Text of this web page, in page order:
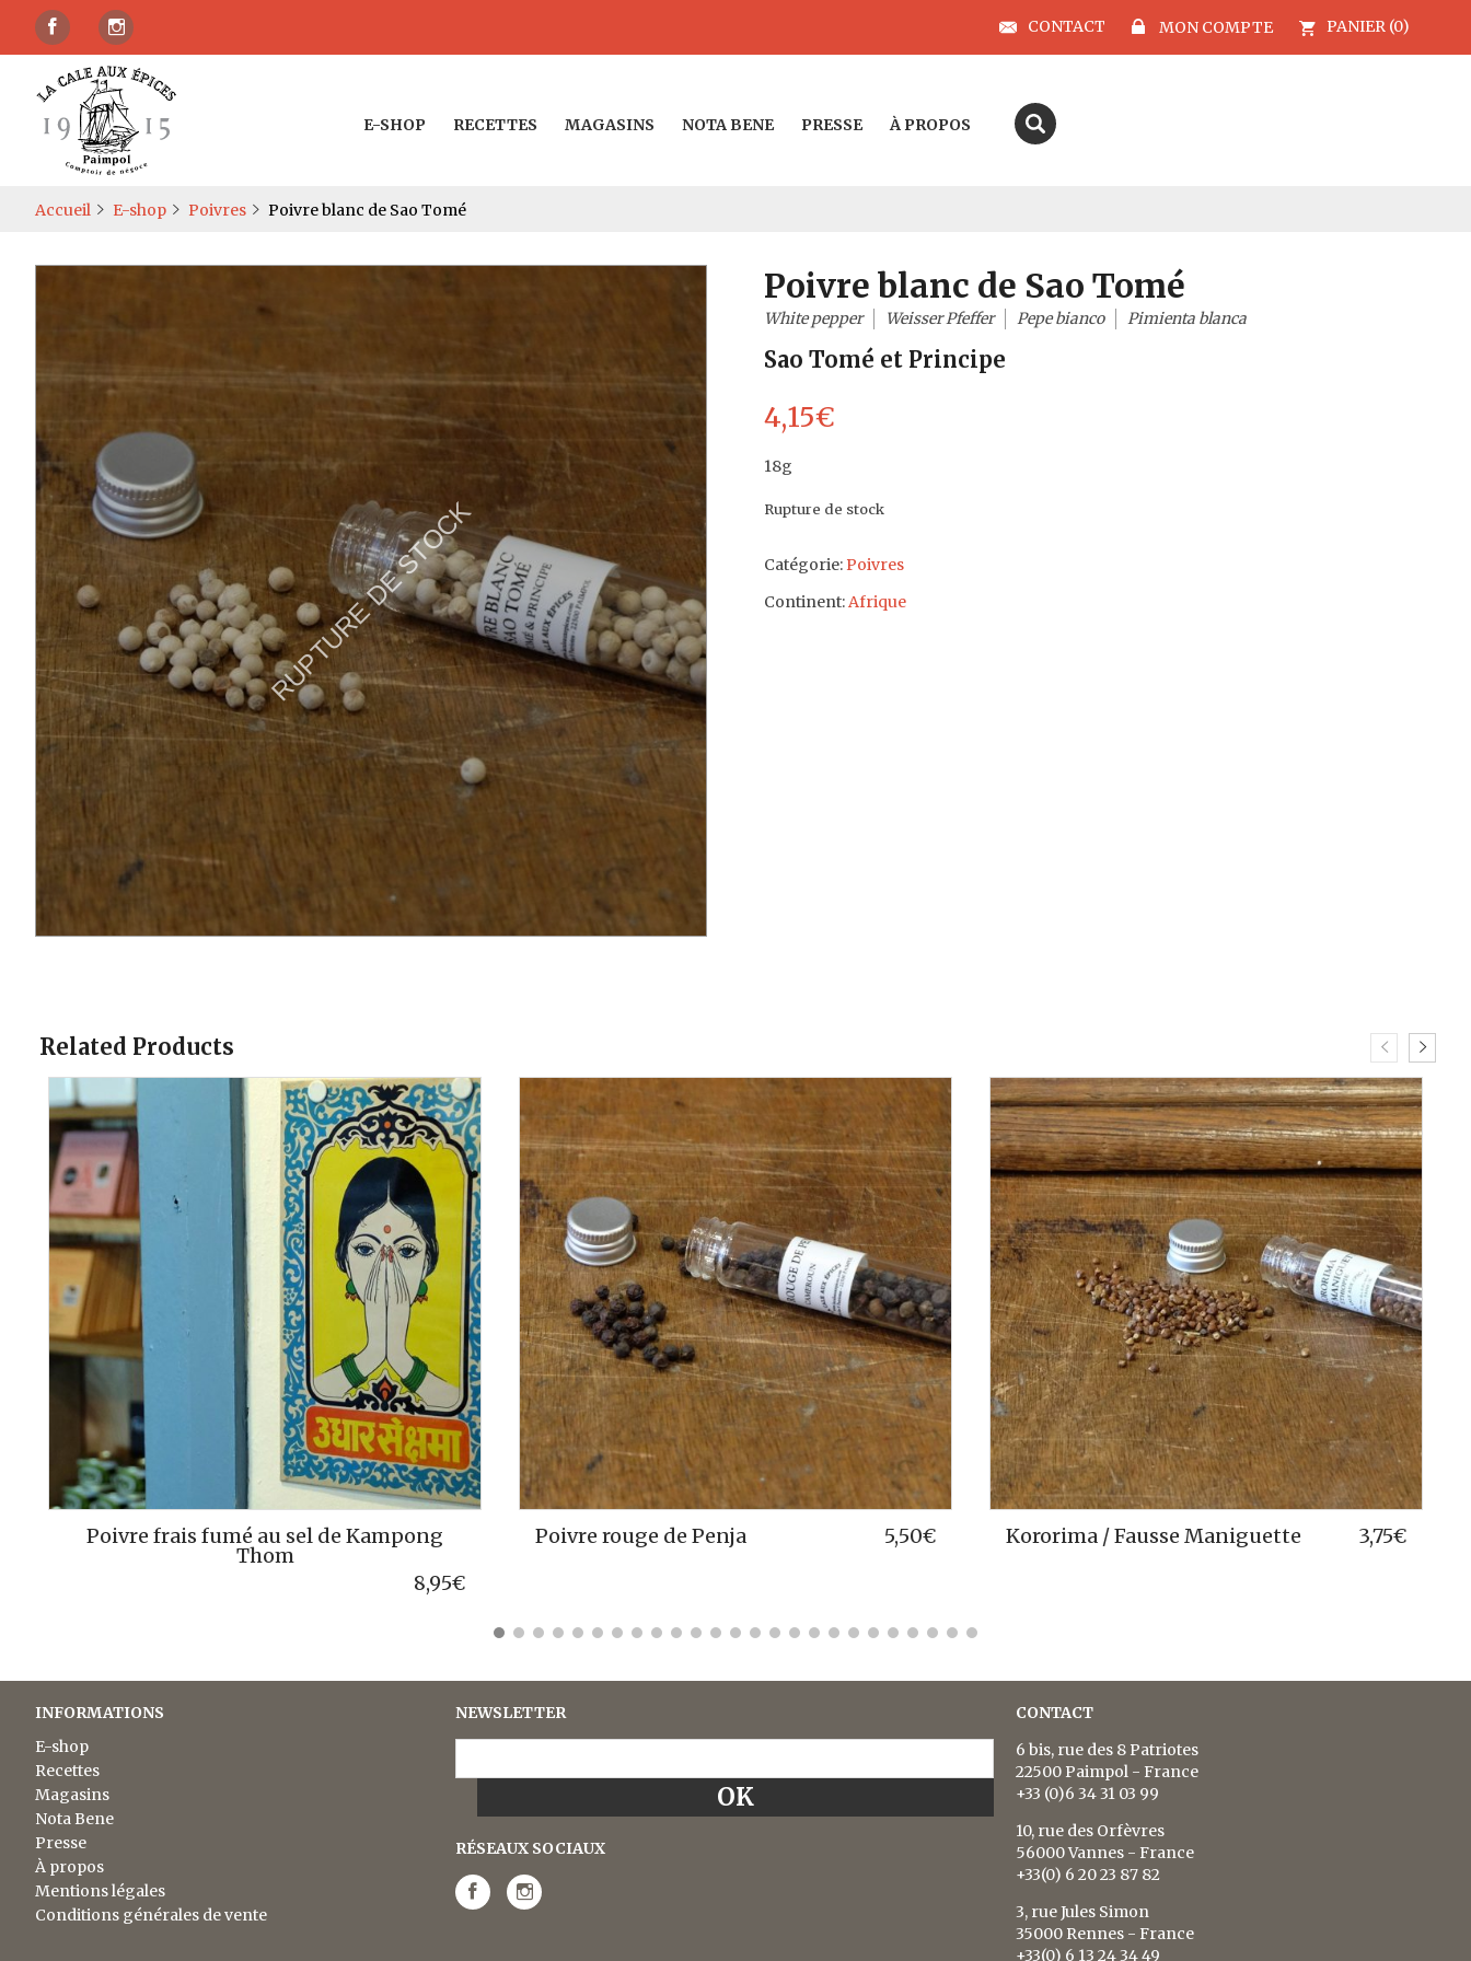
CONTACT MON COMPTE PANIER (0)
E-SHOP RECETTES MAGASINS NOTA BENE PRESSE À PROPOS
Accueil E-shop Poivres Poivre blanc de Sao Tomé
Poivre blanc de Sao Tomé
White pepper Weisser Pfeffer Pepe bianco Pimienta blanca
Sao Tomé et Principe
4,15€
18g
Rupture de stock
Catégorie:Poivres
Continent:Afrique
Related Products
Poivre rouge de Penja 5,50 Kororima / Fausse Maniguette 3,75€ Poivre rouge du Putumayo 4,15€
Recettes
Magasins
Nota Bene
Presse
À propos
Mentions légales
Conditions générales de vente
6 bis, rue des 8 Patriotes
+33 (0)6 34 31 03 99
10, rue des Orfèvres
56000 Vannes - France
+33(0) 6 20 23 87 82
3, rue Jules Simon
35000 Rennes - France
+33(0) 6 13 24 34 49
Formulaire par e-mail